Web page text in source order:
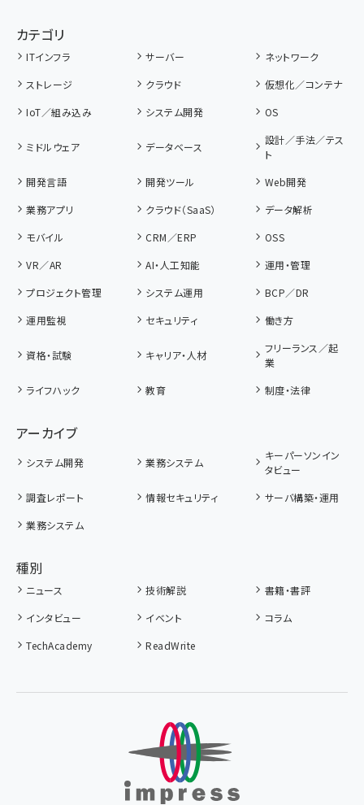
カテゴリ
ITインフラ サーバー
ネットワーク
ストレージ
クラウド
仮想化／コンテナ
IoT／組み込み
システム開発 OS
ミドルウェア データベース
設計／手法／テス
ト
開発言語
開発ツール
Web開発
業務アプリ
クラウド（SaaS）
データ解析
モバイル
CRM／ERP
OSS
VR／AR
AI・人工知能
運用・管理
プロジェクト管理
システム運用
BCP／DR
運用監視
セキュリティ 働き方
資格・試験 キャリア・人材
フリーランス／起
業
ライフハック
教育 制度・法律
アーカイブ
システム開発 業務システム
キーパーソンイン
タビュー
調査レポート
情報セキュリティ
サーバ構築・運用
業務システム
種別
ニュース 技術解説
書籍・書評
インタビュー
イベント
コラム
TechAcademy
ReadWrite